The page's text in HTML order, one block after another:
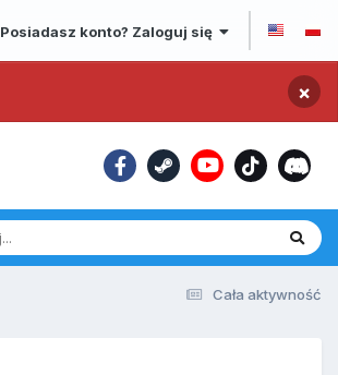
Posiadasz konto? Zaloguj się
×
Cała aktywność